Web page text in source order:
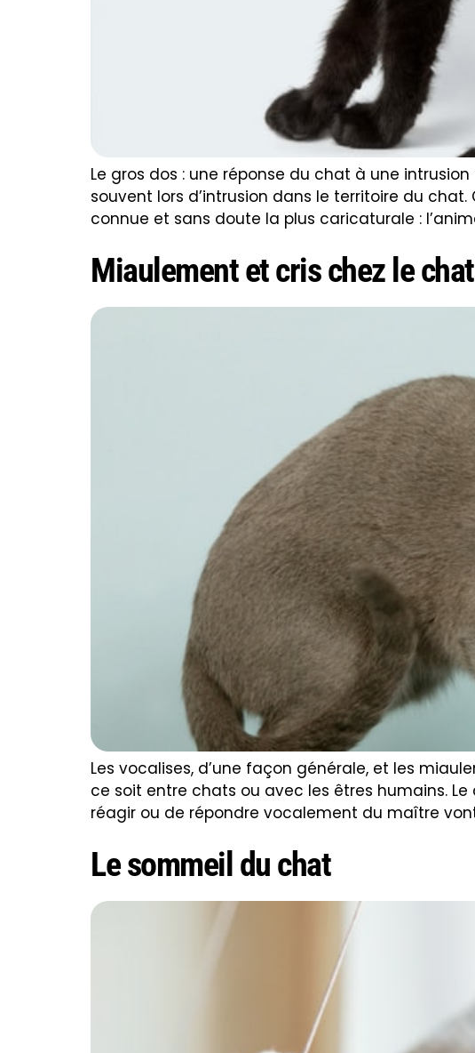
Le gros dos : une réponse du chat à une
souvent lors d’intrusion dans le territoire du
connue et sans doute la plus caricaturale :
Miaulement et cris chez le chat
Les vocalises, d’une façon générale, et les
ce soit entre chats ou avec les êtres humains.
réagir ou de répondre vocalement du maître
Le sommeil du chat